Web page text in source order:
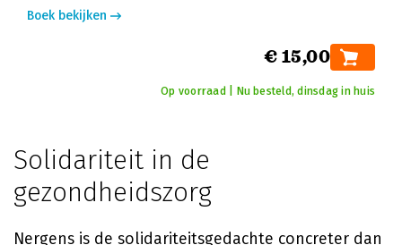
Boek bekijken
€ 15,00
Op voorraad | Nu besteld, dinsdag in huis
Solidariteit in de
gezondheidszorg
Nergens is de solidariteitsgedachte concreter dan